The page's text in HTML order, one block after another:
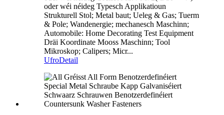
oder wéi néideg Typesch Applikatioun
Strukturell Stol; Metal baut; Ueleg & Gas; Tuerm
& Pole; Wandenergie; mechanesch Maschinn;
Automobile: Home Decorating Test Equipment
Dräi Koordinate Mooss Maschinn; Tool
Mikroskop; Calipers; Micr...
UfroDetail